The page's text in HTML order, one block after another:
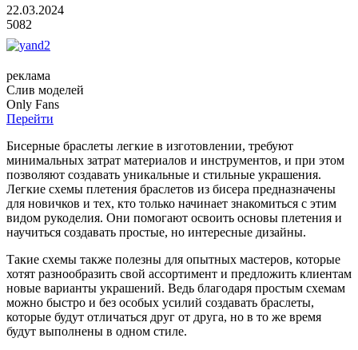
22.03.2024
5082
реклама
Слив моделей
Only Fans
Перейти
Бисерные браслеты легкие в изготовлении, требуют
минимальных затрат материалов и инструментов, и при этом
позволяют создавать уникальные и стильные украшения.
Легкие схемы плетения браслетов из бисера предназначены
для новичков и тех, кто только начинает знакомиться с этим
видом рукоделия. Они помогают освоить основы плетения и
научиться создавать простые, но интересные дизайны.
Такие схемы также полезны для опытных мастеров, которые
хотят разнообразить свой ассортимент и предложить клиентам
новые варианты украшений. Ведь благодаря простым схемам
можно быстро и без особых усилий создавать браслеты,
которые будут отличаться друг от друга, но в то же время
будут выполнены в одном стиле.